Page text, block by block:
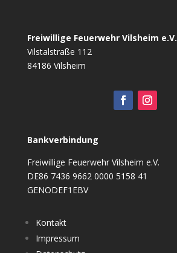
Freiwillige Feuerwehr Vilsheim e.V.
Vilstalstraße 112
84186 Vilsheim
Bankverbindung
Freiwillige Feuerwehr Vilsheim e.V.
DE86 7436 9662 0000 5158 41
GENODEF1EBV
Kontakt
Impressum